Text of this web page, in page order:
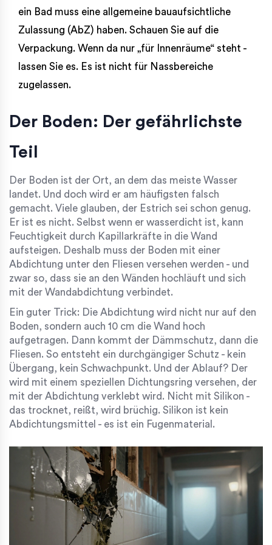
ein Bad muss eine allgemeine bauaufsichtliche
Zulassung (AbZ) haben. Schauen Sie auf die
Verpackung. Wenn da nur „für Innenräume“ steht -
lassen Sie es. Es ist nicht für Nassbereiche
zugelassen.
Der Boden: Der gefährlichste
Teil
Der Boden ist der Ort, an dem das meiste Wasser
landet. Und doch wird er am häufigsten falsch
gemacht. Viele glauben, der Estrich sei schon genug.
Er ist es nicht. Selbst wenn er wasserdicht ist, kann
Feuchtigkeit durch Kapillarkräfte in die Wand
aufsteigen. Deshalb muss der Boden mit einer
Abdichtung unter den Fliesen versehen werden - und
zwar so, dass sie an den Wänden hochläuft und sich
mit der Wandabdichtung verbindet.
Ein guter Trick: Die Abdichtung wird nicht nur auf den
Boden, sondern auch 10 cm die Wand hoch
aufgetragen. Dann kommt der Dämmschutz, dann die
Fliesen. So entsteht ein durchgängiger Schutz - kein
Übergang, kein Schwachpunkt. Und der Ablauf? Der
wird mit einem speziellen Dichtungsring versehen, der
mit der Abdichtung verklebt wird. Nicht mit Silikon -
das trocknet, reißt, wird brüchig. Silikon ist kein
Abdichtungsmittel - es ist ein Fugenmaterial.